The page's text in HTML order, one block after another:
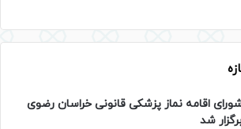
اقامه نماز پزشکی قانونی خراسان رضوی
شد